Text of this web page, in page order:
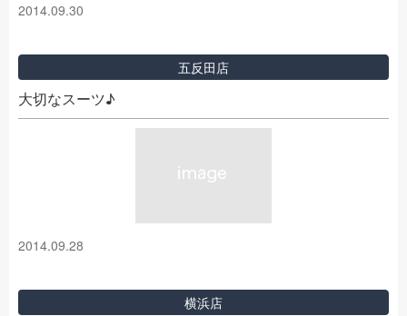
2014.09.30
五反田店
大切なスーツ♪
2014.09.28
横浜店